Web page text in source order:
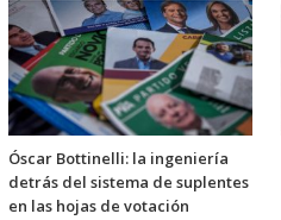
Óscar Bottinelli: la ingeniería
detrás del sistema de suplentes
en las hojas de votación